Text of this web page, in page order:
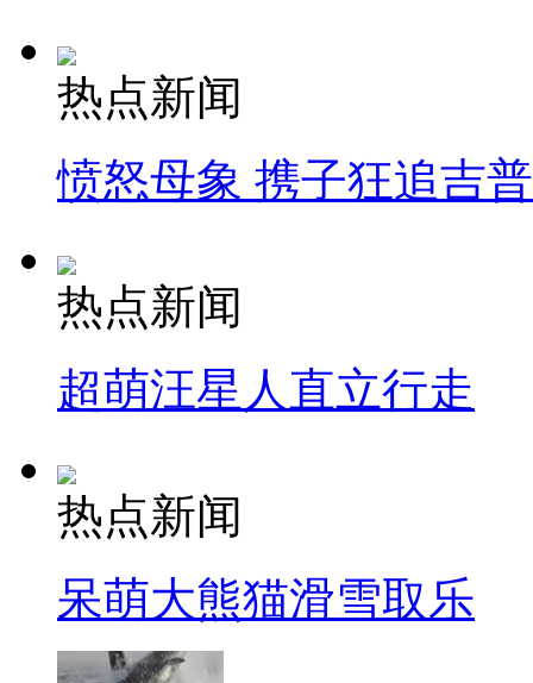
热点新闻
愤怒母象 携子狂追吉
热点新闻
超萌汪星人直立行走
热点新闻
呆萌大熊猫滑雪取乐